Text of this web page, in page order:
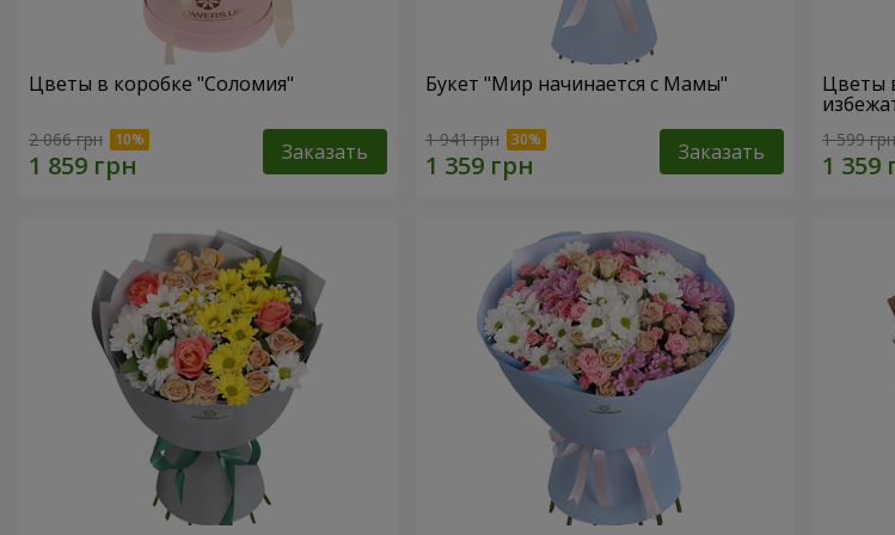
Цветы в коробке "Соломия"
2 066 грн Заказать
Букет "Мир начинается с Мамы"
1 941 грн Заказать
Цветы
1 599 грн